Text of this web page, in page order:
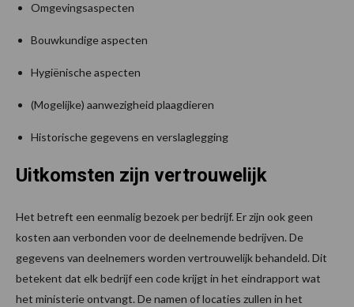
Omgevingsaspecten
Bouwkundige aspecten
Hygiënische aspecten
(Mogelijke) aanwezigheid plaagdieren
Historische gegevens en verslaglegging
Uitkomsten zijn vertrouwelijk
Het betreft een eenmalig bezoek per bedrijf. Er zijn ook geen
kosten aan verbonden voor de deelnemende bedrijven. De
gegevens van deelnemers worden vertrouwelijk behandeld. Dit
betekent dat elk bedrijf een code krijgt in het eindrapport wat
het ministerie ontvangt. De namen of locaties zullen in het